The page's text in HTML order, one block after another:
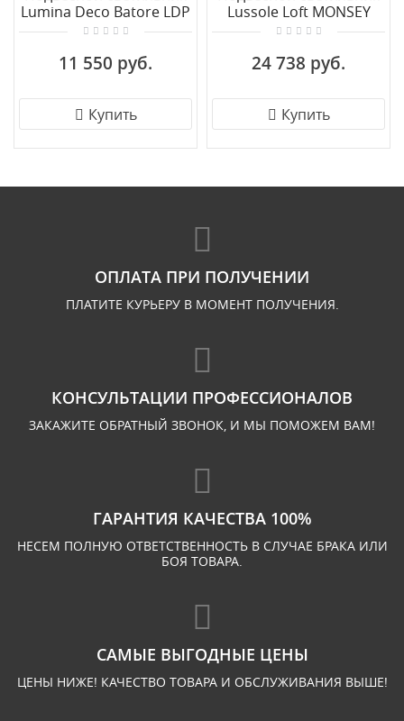
Lumina Deco Batore LDP
274-1 WT
11 550 руб.
Купить
Lussole Loft MONSEY
GRLSP-9827
24 738 руб.
Купить
ОПЛАТА ПРИ ПОЛУЧЕНИИ
ПЛАТИТЕ КУРЬЕРУ В МОМЕНТ ПОЛУЧЕНИЯ.
КОНСУЛЬТАЦИИ ПРОФЕССИОНАЛОВ
ЗАКАЖИТЕ ОБРАТНЫЙ ЗВОНОК, И МЫ ПОМОЖЕМ ВАМ!
ГАРАНТИЯ КАЧЕСТВА 100%
НЕСЕМ ПОЛНУЮ ОТВЕТСТВЕННОСТЬ В СЛУЧАЕ БРАКА ИЛИ
БОЯ ТОВАРА.
САМЫЕ ВЫГОДНЫЕ ЦЕНЫ
ЦЕНЫ НИЖЕ! КАЧЕСТВО ТОВАРА И ОБСЛУЖИВАНИЯ ВЫШЕ!